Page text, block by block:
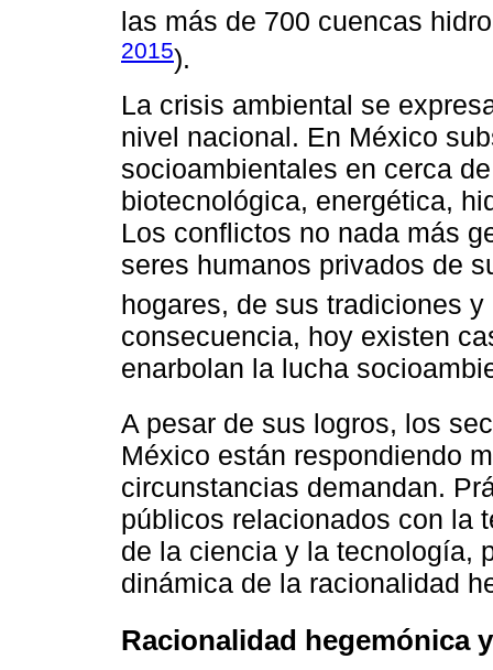
las más de 700 cuencas
2015).
La crisis ambiental se
nivel nacional. En México
socioambientales en cerca
biotecnológica, energética,
Los conflictos no nada más
seres humanos privados de
hogares, de sus tradiciones
consecuencia, hoy existen
enarbolan la lucha
A pesar de sus logros, los
México están respondiendo
circunstancias demandan.
públicos relacionados con la
de la ciencia y la tecnología,
dinámica de la racionalidad
Racionalidad hegemónica